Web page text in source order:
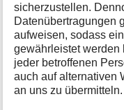
sicherzustellen.
Datenübertragungen
aufweisen, sodass
gewährleistet werden
jeder betroffenen
auch auf alternativen
an uns zu übermitteln.